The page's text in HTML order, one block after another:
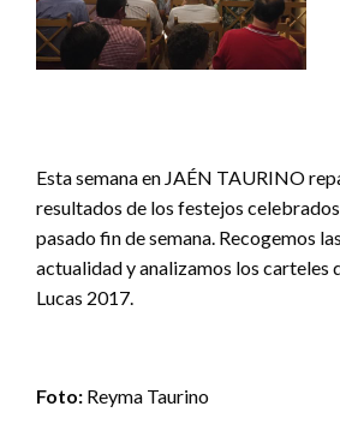
Esta semana en JAÉN TAURINO
resultados de los festejos
pasado fin de semana. Recogemos
actualidad y analizamos los carteles
Lucas 2017.
Foto: Reyma Taurino